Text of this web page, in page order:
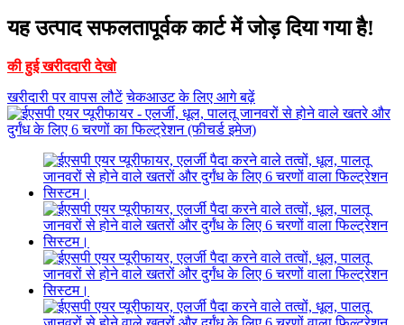
यह उत्पाद सफलतापूर्वक कार्ट में जोड़ दिया गया है!
की हुई खरीददारी देखो
खरीदारी पर वापस लौटें चेकआउट के लिए आगे बढ़ें